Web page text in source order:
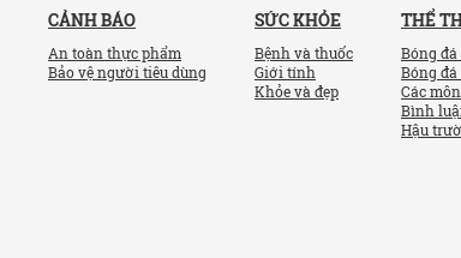
CẢNH BÁO
An toàn thực phẩm
Bảo vệ người tiêu dùng
SỨC KHỎE
Bệnh và thuốc
Giới tính
Khỏe và đẹp
THỂ
Bóng
Bóng đá
Các
Bình
Hậu